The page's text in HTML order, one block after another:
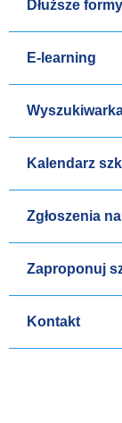
Dłuższe
E-learning
Kalendarz
Zgłoszenia
Zaproponuj
Kontakt